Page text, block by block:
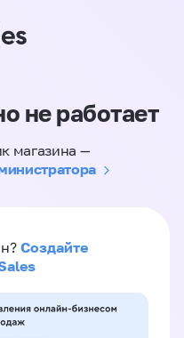
не работает
магазина —
Создайте